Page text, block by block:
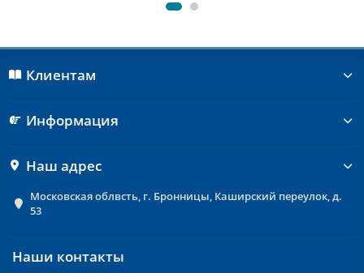
Клиентам
Информация
Наш адрес
Московская облвсть, г. Бронницы, Каширский переулок, д.
53
Наши контакты